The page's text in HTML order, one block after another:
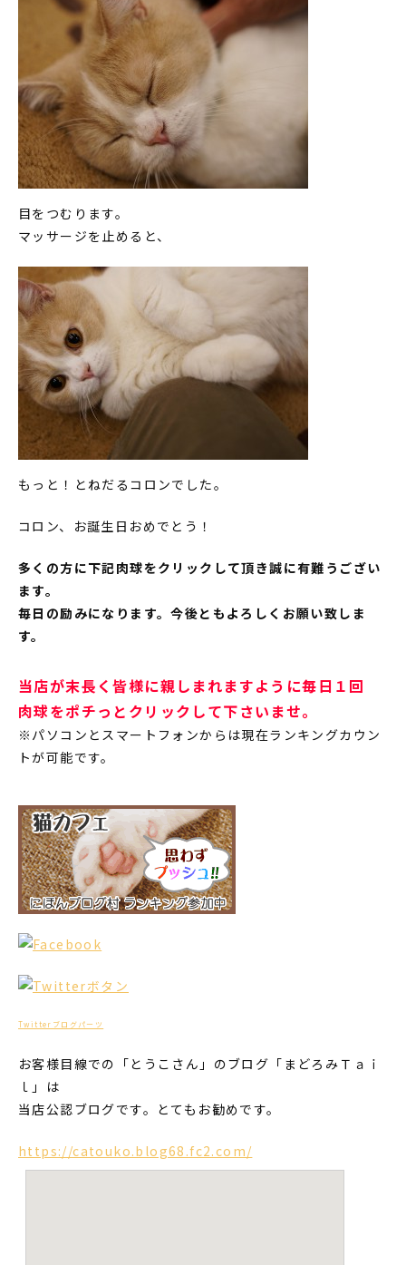
目をつむります。
マッサージを止めると、
もっと！とねだるコロンでした。
コロン、お誕生日おめでとう！
多くの方に下記肉球をクリックして頂き誠に有難うござい
ます。
毎日の励みになります。今後ともよろしくお願い致しま
す。
当店が末長く皆様に親しまれますように毎日１回
肉球をポチっとクリックして下さいませ。
※パソコンとスマートフォンからは現在ランキングカウン
トが可能です。
Twitterブログパーツ
お客様目線での「とうこさん」のブログ「まどろみＴａｉ
ｌ」は
当店公認ブログです。とてもお勧めです。
https://catouko.blog68.fc2.com/